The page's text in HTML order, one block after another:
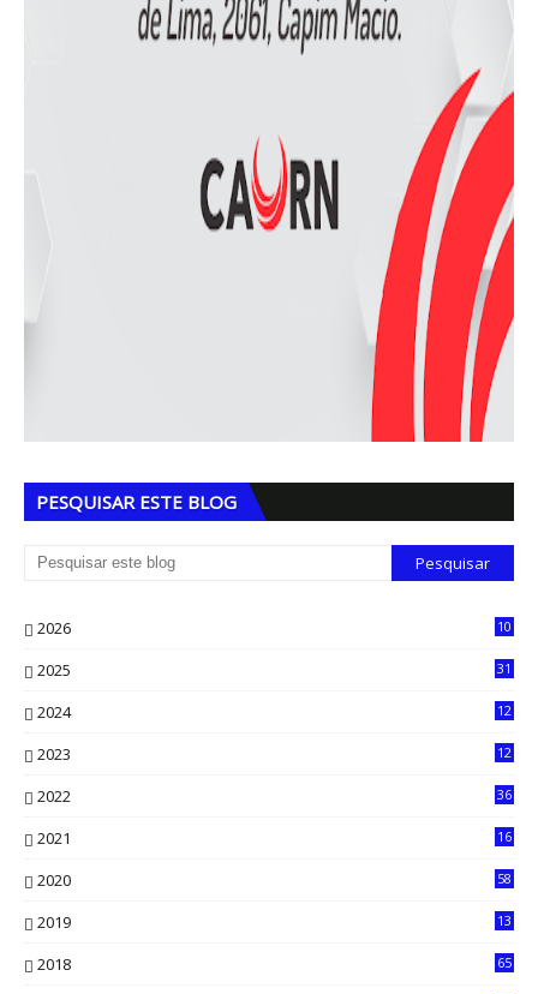
PESQUISAR ESTE BLOG
2026
10
2025
31
2024
12
2023
12
2022
36
2021
16
2020
58
2019
13
2018 65